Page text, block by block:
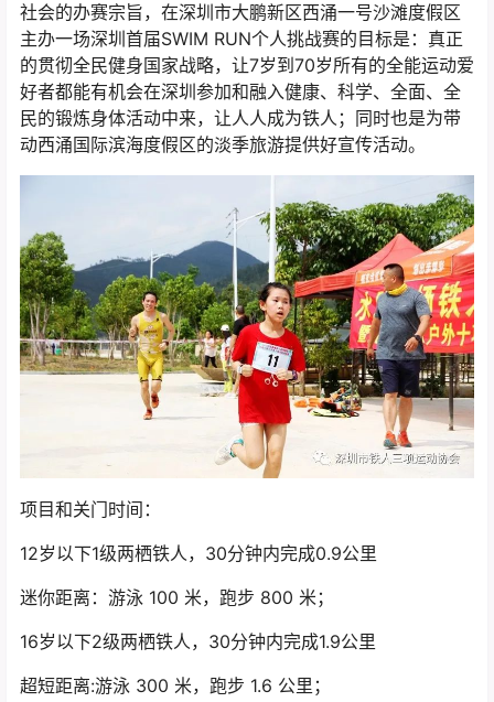
社会的办赛宗旨，在深圳市大鹏新区西涌一号沙滩度假区
主办一场深圳首届SWIM RUN个人挑战赛的目标是：真正
的贯彻全民健身国家战略，让7岁到70岁所有的全能运动爱
好者都能有机会在深圳参加和融入健康、科学、全面、全
民的锻炼身体活动中来，让人人成为铁人；同时也是为带
动西涌国际滨海度假区的淡季旅游提供好宣传活动。
项目和关门时间：
12岁以下1级两栖铁人，30分钟内完成0.9公里
迷你距离：游泳 100 米，跑步 800 米；
16岁以下2级两栖铁人，30分钟内完成1.9公里
超短距离:游泳 300 米，跑步 1.6 公里；